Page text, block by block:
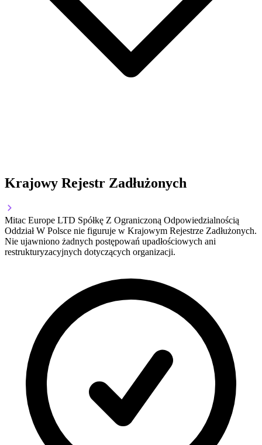
Krajowy Rejestr Zadłużonych
Mitac Europe LTD Spółkę Z Ograniczoną Odpowiedzialnością
Oddział W Polsce nie figuruje w Krajowym Rejestrze Zadłużonych.
Nie ujawniono żadnych postępowań upadłościowych ani
restrukturyzacyjnych dotyczących organizacji.